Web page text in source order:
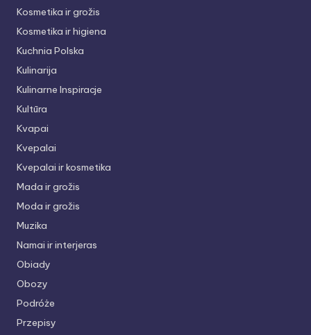
Kosmetika ir grožis
Kosmetika ir higiena
Kuchnia Polska
Kulinarija
Kulinarne Inspiracje
Kultūra
Kvapai
Kvepalai
Kvepalai ir kosmetika
Mada ir grožis
Moda ir grožis
Muzika
Namai ir interjeras
Obiady
Obozy
Podróże
Przepisy